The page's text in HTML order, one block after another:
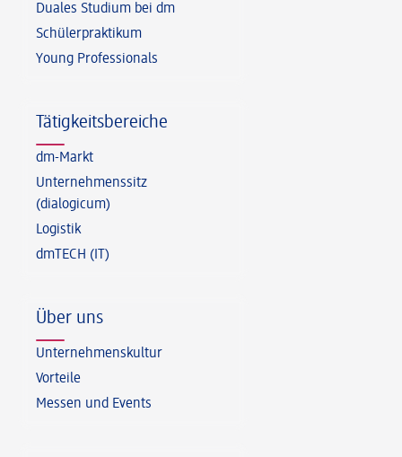
Duales Studium bei dm
Schülerpraktikum
Young Professionals
Tätigkeitsbereiche
dm-Markt
Unternehmenssitz
(dialogicum)
Logistik
dmTECH (IT)
Über uns
Unternehmenskultur
Vorteile
Messen und Events